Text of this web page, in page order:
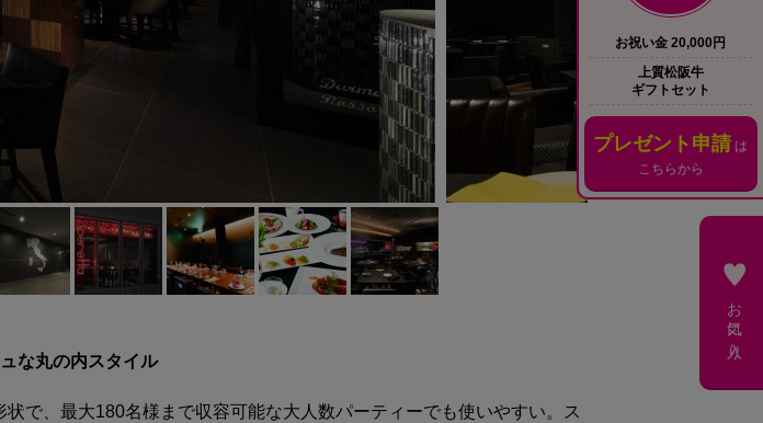
な丸の内スタイル
で、最大180名様まで収容可能な大人数パーティーでも使いやすい。ス
お祝い金 20,000円
上質松阪牛
ギフトセット
プレゼント申請 は
こちらから
お気に入り